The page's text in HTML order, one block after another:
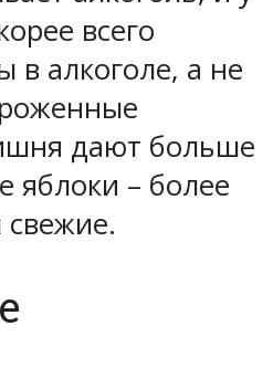
всего
в алкоголе, а не
дают больше
яблоки – более
свежие.